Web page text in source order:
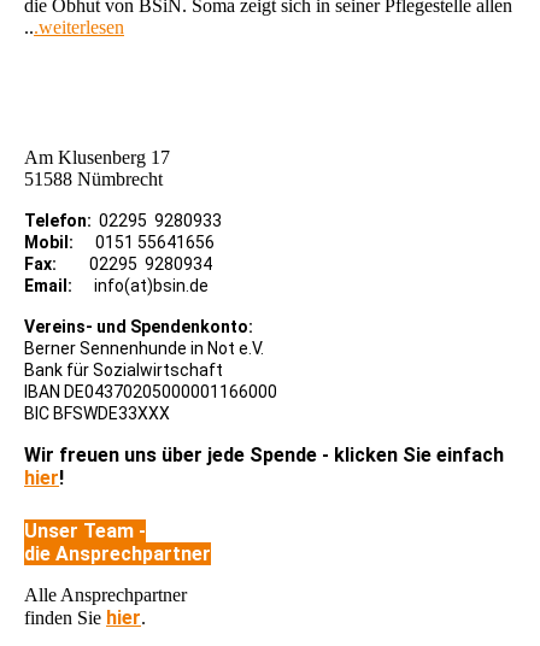
die Obhut von BSiN. Soma zeigt sich in seiner Pflegestelle allen
...weiterlesen
Am Klusenberg 17
51588 Nümbrecht
Telefon: 02295 9280933
Mobil: 0151 55641656
Fax:
02295 9280934
Email: info(at)bsin.de
Vereins- und Spendenkonto:
Berner Sennenhunde in Not e.V.
Bank für Sozialwirtschaft
IBAN DE04370205000001166000
BIC BFSWDE33XXX
Wir freuen uns über jede Spende - klicken Sie einfach
hier!
Unser Team -
die Ansprechpartner
Alle Ansprechpartner
finden Sie hier.